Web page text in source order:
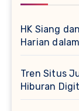
HK Siang
Harian
Tren Situs
Hiburan